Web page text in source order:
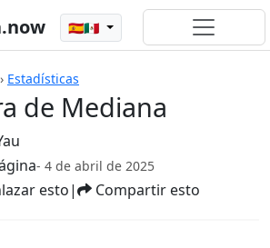
🇪🇸🇲🇽
› Estadísticas
de Mediana
- 4 de abril de 2025
esto| Compartir esto